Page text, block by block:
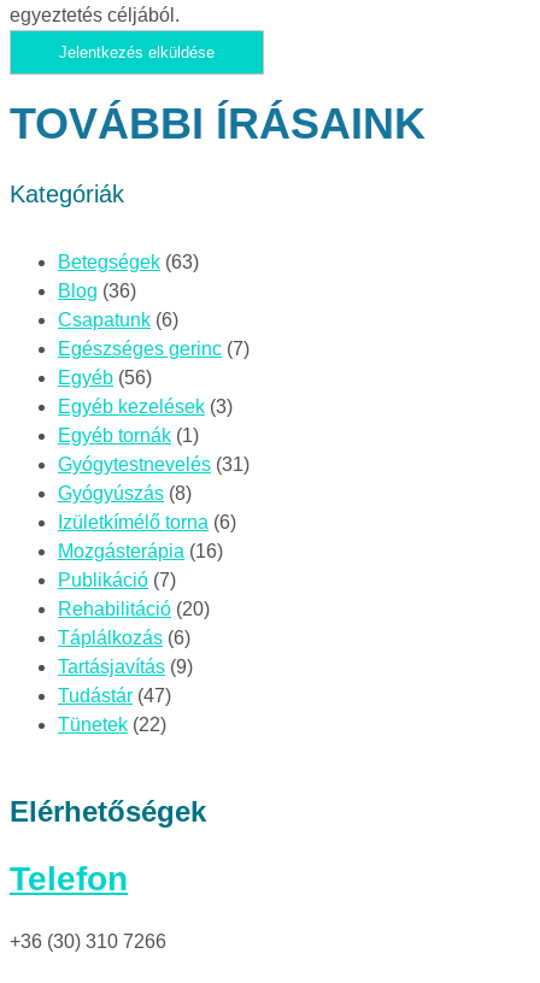
egyeztetés céljából.
Jelentkezés elküldése
TOVÁBBI ÍRÁSAINK
Kategóriák
Betegségek (63)
Blog (36)
Csapatunk (6)
Egészséges gerinc (7)
Egyéb (56)
Egyéb kezelések (3)
Egyéb tornák (1)
Gyógytestnevelés (31)
Gyógyúszás (8)
Izületkímélő torna (6)
Mozgásterápia (16)
Publikáció (7)
Rehabilitáció (20)
Táplálkozás (6)
Tartásjavítás (9)
Tudástár (47)
Tünetek (22)
Elérhetőségek
Telefon
+36 (30) 310 7266